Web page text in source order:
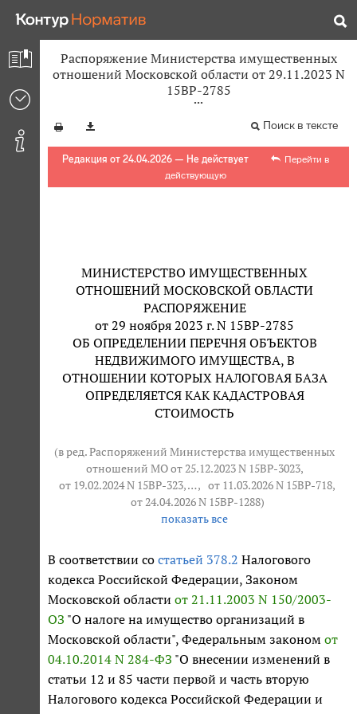
Распоряжение Министерства имущественных
отношений Московской области от 29.11.2023 N
15ВР-2785
Поиск в тексте
Редакция от 24.04.2026 — Не действует
Перейти в
действующую
МИНИСТЕРСТВО ИМУЩЕСТВЕННЫХ
ОТНОШЕНИЙ МОСКОВСКОЙ ОБЛАСТИ
РАСПОРЯЖЕНИЕ
от 29 ноября 2023 г. N 15ВР-2785
ОБ ОПРЕДЕЛЕНИИ ПЕРЕЧНЯ ОБЪЕКТОВ
НЕДВИЖИМОГО ИМУЩЕСТВА, В
ОТНОШЕНИИ КОТОРЫХ НАЛОГОВАЯ БАЗА
ОПРЕДЕЛЯЕТСЯ КАК КАДАСТРОВАЯ
СТОИМОСТЬ
(в ред. Распоряжений Министерства имущественных
отношений МО от 25.12.2023 N 15ВР-3023,
от 19.02.2024 N 15ВР-323, … , от 11.03.2026 N 15ВР-718,
от 24.04.2026 N 15ВР-1288)
показать все
В соответствии со статьей 378.2 Налогового
кодекса Российской Федерации, Законом
Московской области от 21.11.2003 N 150/2003-
ОЗ "О налоге на имущество организаций в
Московской области", Федеральным законом от
04.10.2014 N 284-ФЗ "О внесении изменений в
статьи 12 и 85 части первой и часть вторую
Налогового кодекса Российской Федерации и